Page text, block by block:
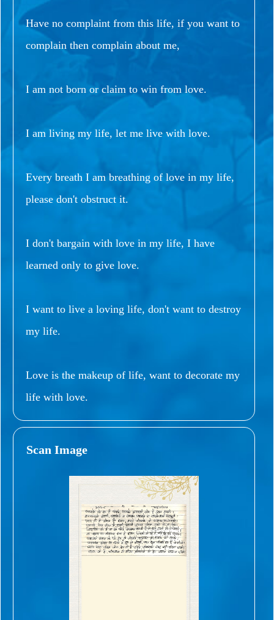
Have no complaint from this life, if you want to
complain then complain about me,
I am not born or claim to win from love.
I am living my life, let me live with love.
Every breath I am breathing of love in my life,
please don't obstruct it.
I don't bargain with love in my life, I have
learned only to give love.
I want to live a loving life, don't want to destroy
my life.
Love is the makeup of life, want to decorate my
life with love.
Scan Image